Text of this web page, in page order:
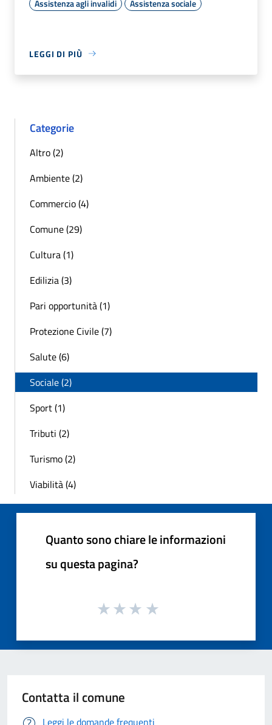
Assistenza agli invalidi Assistenza sociale
LEGGI DI PIÙ
Categorie
Altro (2)
Ambiente (2)
Commercio (4)
Comune (29)
Cultura (1)
Edilizia (3)
Pari opportunità (1)
Protezione Civile (7)
Salute (6)
Sociale (2)
Sport (1)
Tributi (2)
Turismo (2)
Viabilità (4)
Quanto sono chiare le informazioni
su questa pagina?
Contatta il comune